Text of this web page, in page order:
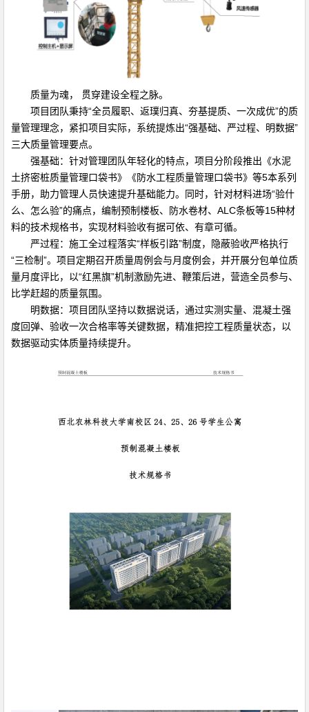
质量为魂， 贯穿建设全程之脉。
项目团队秉持“全员履职、返璞归真、夯基提质、一次成优”的质
量管理理念，紧扣项目实际，系统提炼出“强基础、严过程、明数据”
三大质量管理要点。
强基础：针对管理团队年轻化的特点，项目分阶段推出《水泥
土挤密桩质量管理口袋书》《防水工程质量管理口袋书》等5本系列
手册，助力管理人员快速提升基础能力。同时，针对材料进场“验什
么、怎么验”的痛点，编制预制楼板、防水卷材、ALC条板等15种材
料的技术规格书，实现材料验收有据可依、有章可循。
严过程：施工全过程落实“样板引路”制度，隐蔽验收严格执行
“三检制”。项目定期召开质量周例会与月度例会，并开展分包单位质
量月度评比，以“红黑旗”机制激励先进、鞭策后进，营造全员参与、
比学赶超的质量氛围。
明数据：项目团队坚持以数据说话，通过实测实量、混凝土强
度回弹、验收一次合格率等关键数据，精准把控工程质量状态，以
数据驱动实体质量持续提升。